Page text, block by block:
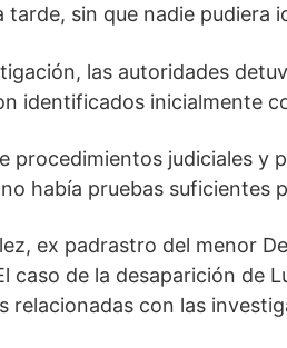
sin que nadie pudiera
las autoridades
identificados inicialmente
procedimientos judiciales y
había pruebas suficientes
ex padrastro del menor
caso de la desaparición de
relacionadas con las